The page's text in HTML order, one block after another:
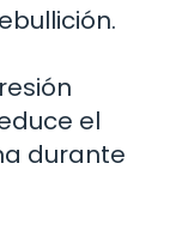
el
durante